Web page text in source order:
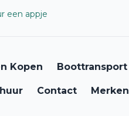
een appje
Kopen Boottransport
Contact Merken